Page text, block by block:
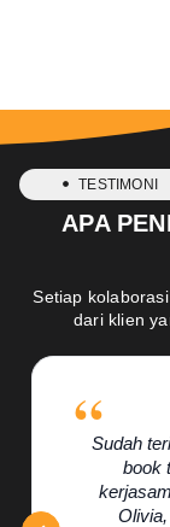
TESTIMONI
APA
Setiap
dari klien
Sudah
book